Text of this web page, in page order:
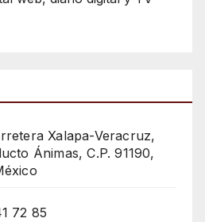
Xalapa-Veracruz,
Ánimas, C.P. 91190,
72 85